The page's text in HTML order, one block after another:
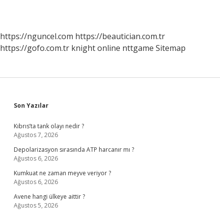
https://nguncel.com https://beautician.com.tr
https://gofo.com.tr knight online nttgame Sitemap
Sidebar
Son Yazılar
Kıbrıs’ta tank olayı nedir ?
Ağustos 7, 2026
Depolarizasyon sırasında ATP harcanır mı ?
Ağustos 6, 2026
Kumkuat ne zaman meyve veriyor ?
Ağustos 6, 2026
Avene hangi ülkeye aittir ?
Ağustos 5, 2026